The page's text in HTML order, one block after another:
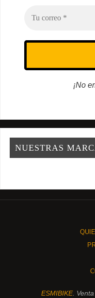
¡No
NUESTRAS
ESMIBIKE.